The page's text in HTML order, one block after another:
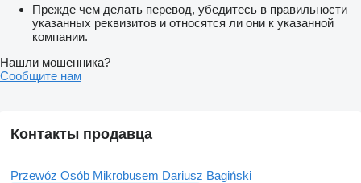
Прежде чем делать перевод, убедитесь в правильности
указанных реквизитов и относятся ли они к указанной
компании.
Нашли мошенника?
Сообщите нам
Контакты продавца
Przewóz Osób Mikrobusem Dariusz Bagiński